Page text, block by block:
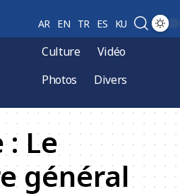
AR EN TR ES KU
Culture
Vidéo
Photos
Divers
: Le
général